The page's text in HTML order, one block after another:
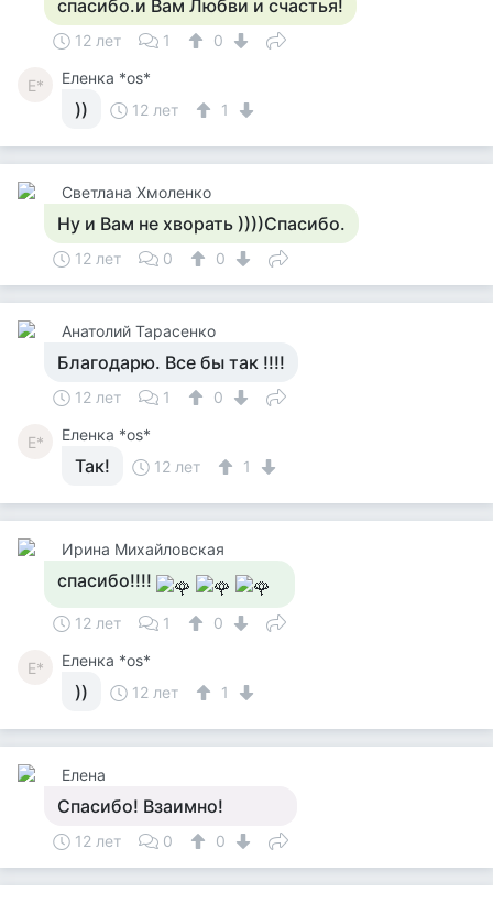
спасибо.и Вам Любви и счастья!
12 лет 1 0
Е* Еленка *os*
)) 12 лет 1
Светлана Хмоленко
Ну и Вам не хворать ))))Спасибо.
12 лет 0 0
Анатолий Тарасенко
Благодарю. Все бы так !!!!
12 лет 1 0
Е* Еленка *os*
Так! 12 лет 1
Ирина Михайловская
спасибо!!!!
12 лет 1 0
Е* Еленка *os*
)) 12 лет 1
Елена
Спасибо! Взаимно!
12 лет 0 0